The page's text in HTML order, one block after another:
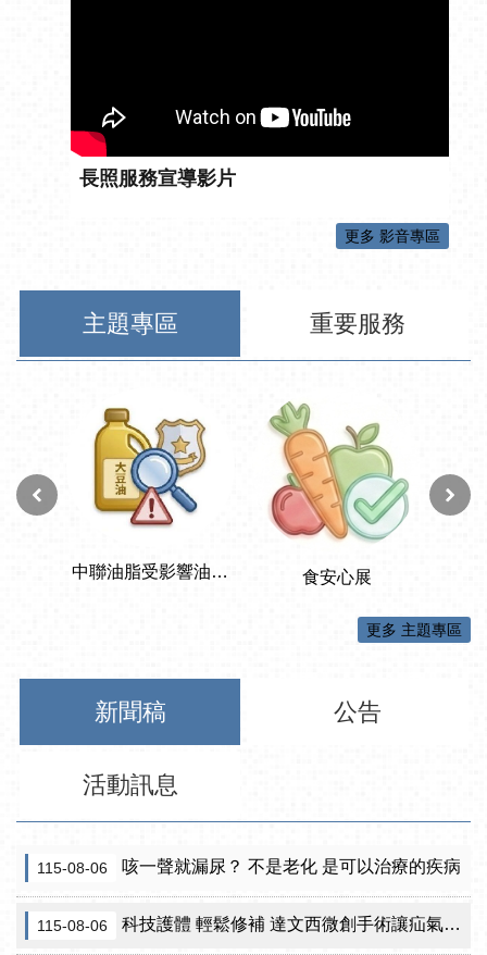
長照服務宣導影片
更多 影音專區
主題專區 重要服務
更多 主題專區
新聞稿 公告
活動訊息
115-08-06 咳一聲就漏尿？ 不是老化 是可以治療的疾病
115-08-06 科技護體 輕鬆修補 達文西微創手術讓疝氣治療更精準